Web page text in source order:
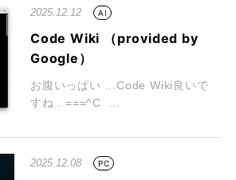
2025.12.12 AI
Code Wiki （provided by
Google）
お腹いっぱい ...Code Wiki良いで
すね . ===^C ...
2025.12.08 PC